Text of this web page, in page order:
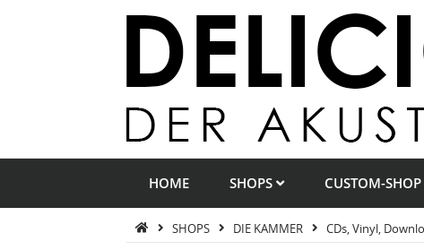
HOME SHOPS CUSTOM-SHOP
SHOPS DIE KAMMER CDs, Vinyl,